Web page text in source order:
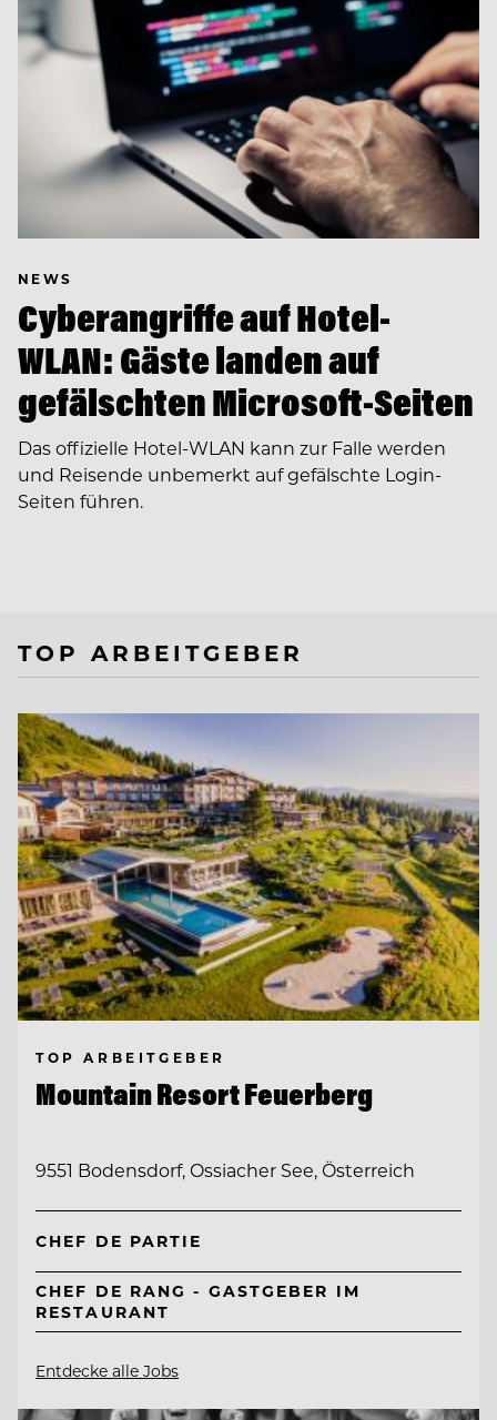
NEWS
Cyberangriffe auf Hotel-
WLAN: Gäste landen auf
gefälschten Microsoft-Seiten
Das offizielle Hotel-WLAN kann zur Falle werden
und Reisende unbemerkt auf gefälschte Login-
Seiten führen.
TOP ARBEITGEBER
TOP ARBEITGEBER
Mountain Resort Feuerberg
9551 Bodensdorf, Ossiacher See, Österreich
CHEF DE PARTIE
CHEF DE RANG - GASTGEBER IM
RESTAURANT
Entdecke alle Jobs